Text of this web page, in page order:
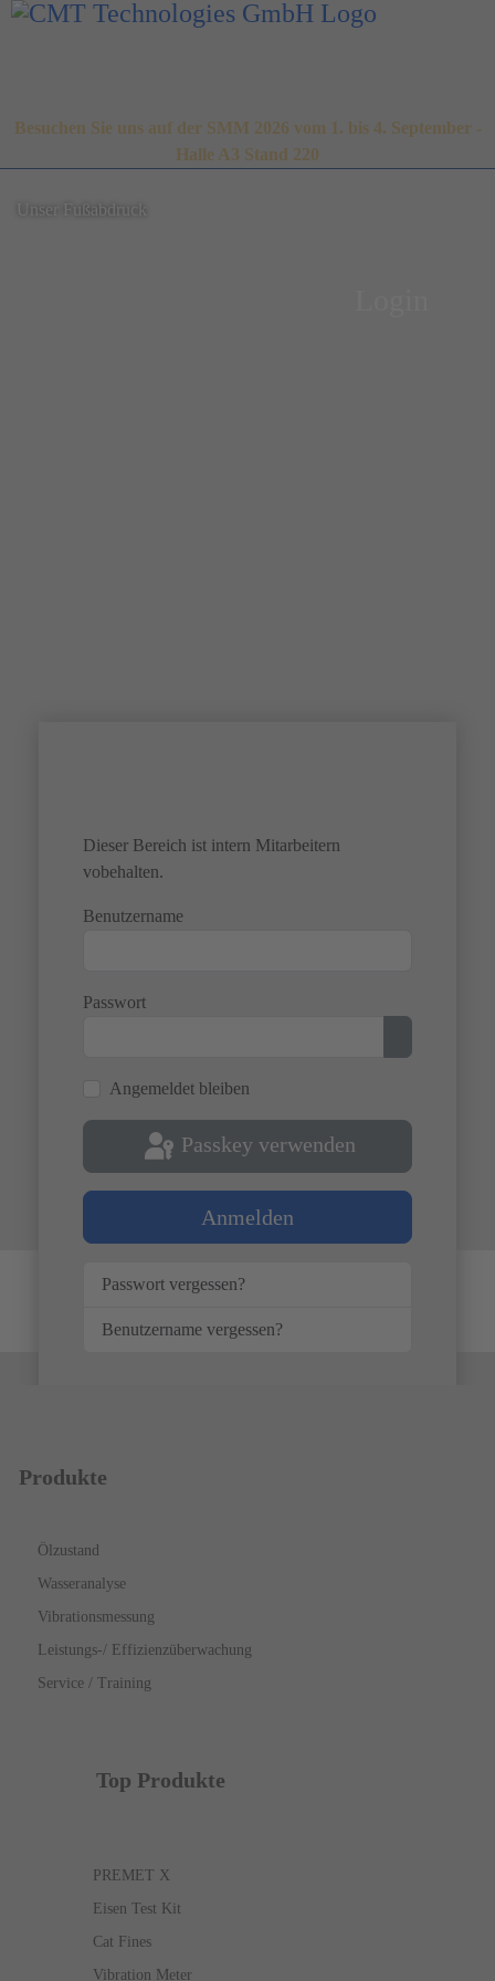
Besuchen Sie uns auf der SMM 2026 vom 1. bis 4. September -
Halle A3 Stand 220
Unser Fußabdruck
Dieser Bereich ist intern Mitarbeitern
vobehalten.
Benutzername
Passwort
Angemeldet bleiben
Passkey verwenden
Anmelden
Passwort vergessen?
Benutzername vergessen?
Produkte
Ölzustand
Wasseranalyse
Vibrationsmessung
Leistungs-/ Effizienzüberwachung
Service / Training
Top Produkte
PREMET X
Eisen Test Kit
Cat Fines
Vibration Meter